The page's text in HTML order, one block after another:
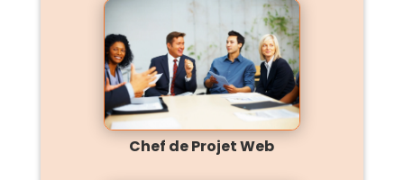
Chef de Projet Web